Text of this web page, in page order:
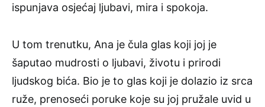
ispunjava osjećaj ljubavi, mira i spokoja.
U tom trenutku, Ana je čula glas koji joj je
šaputao mudrosti o ljubavi, životu i prirodi
ljudskog bića. Bio je to glas koji je dolazio iz srca
ruže, prenoseći poruke koje su joj pružale uvid u